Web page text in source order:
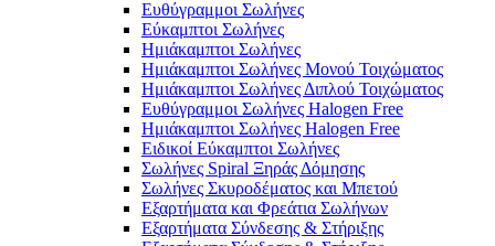
Ευθύγραμμοι Σωλήνες
Εύκαμπτοι Σωλήνες
Ημιάκαμπτοι Σωλήνες
Ημιάκαμπτοι Σωλήνες Μονού Τοιχώματος
Ημιάκαμπτοι Σωλήνες Διπλού Τοιχώματος
Ευθύγραμμοι Σωλήνες Halogen Free
Ημιάκαμπτοι Σωλήνες Halogen Free
Ειδικοί Εύκαμπτοι Σωλήνες
Σωλήνες Spiral Ξηράς Δόμησης
Σωλήνες Σκυροδέματος και Μπετού
Εξαρτήματα και Φρεάτια Σωλήνων
Εξαρτήματα Σύνδεσης & Στήριξης